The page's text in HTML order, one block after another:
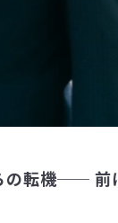
の転機── 前